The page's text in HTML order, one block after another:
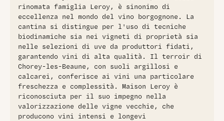
piacevole freschezza, rendendolo versatile negli
abbinamenti gastronomici. Si abbina bene a piatti di carne
bianca, pollame e formaggi a pasta morbida.
rinomata famiglia Leroy, è sinonimo di
eccellenza nel mondo del vino borgognone. La
cantina si distingue per l'uso di tecniche
biodinamiche sia nei vigneti di proprietà sia
nelle selezioni di uve da produttori fidati,
garantendo vini di alta qualità. Il terroir di
Chorey-les-Beaune, con suoli argillosi e
calcarei, conferisce ai vini una particolare
freschezza e complessità. Maison Leroy è
riconosciuta per il suo impegno nella
valorizzazione delle vigne vecchie, che
producono vini intensi e longevi